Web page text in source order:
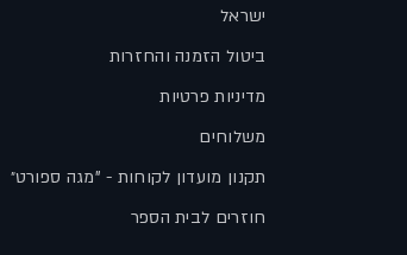
ישראל
ביטול הזמנה והחזרות
מדיניות פרטיות
משלוחים
תקנון מועדון לקוחות - "מגה ספורט״
חוזרים לבית הספר